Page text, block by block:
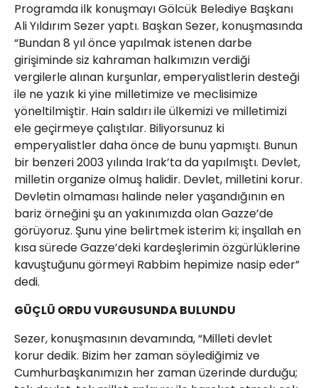
Programda ilk konuşmayı Gölcük Belediye Başkanı
Ali Yıldırım Sezer yaptı. Başkan Sezer, konuşmasında
“Bundan 8 yıl önce yapılmak istenen darbe
girişiminde siz kahraman halkımızın verdiği
vergilerle alınan kurşunlar, emperyalistlerin desteği
ile ne yazık ki yine milletimize ve meclisimize
yöneltilmiştir. Hain saldırı ile ülkemizi ve milletimizi
ele geçirmeye çalıştılar. Biliyorsunuz ki
emperyalistler daha önce de bunu yapmıştı. Bunun
bir benzeri 2003 yılında Irak’ta da yapılmıştı. Devlet,
milletin organize olmuş halidir. Devlet, milletini korur.
Devletin olmaması halinde neler yaşandığının en
bariz örneğini şu an yakınımızda olan Gazze’de
görüyoruz. Şunu yine belirtmek isterim ki; inşallah en
kısa sürede Gazze’deki kardeşlerimin özgürlüklerine
kavuştuğunu görmeyi Rabbim hepimize nasip eder”
dedi.
GÜÇLÜ ORDU VURGUSUNDA BULUNDU
Sezer, konuşmasının devamında, “Milleti devlet
korur dedik. Bizim her zaman söylediğimiz ve
Cumhurbaşkanımızın her zaman üzerinde durduğu;